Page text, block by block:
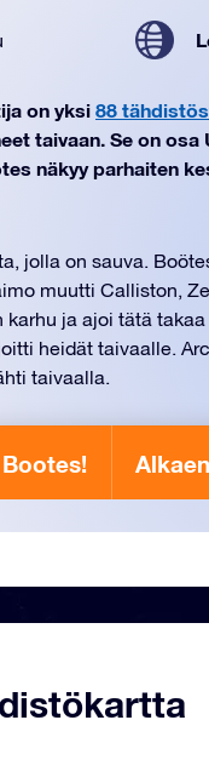
on yksi 88
taivaan. Se on osa
näkyy parhaiten
jolla on sauva.
muutti Calliston,
ja ajoi tätä
heidät taivaalle.
taivaalla.